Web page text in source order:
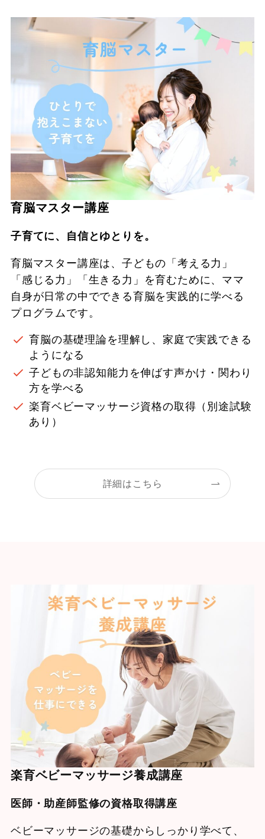
育脳マスター講座
子育てに、自信とゆとりを。
育脳マスター講座は、子どもの「考える力」
「感じる力」「生きる力」を育むために、ママ
自身が日常の中でできる育脳を実践的に学べる
プログラムです。
育脳の基礎理論を理解し、家庭で実践できる
ようになる
子どもの非認知能力を伸ばす声かけ・関わり
方を学べる
楽育ベビーマッサージ資格の取得（別途試験
あり）
詳細はこちら
楽育ベビーマッサージ養成講座
医師・助産師監修の資格取得講座
ベビーマッサージの基礎からしっかり学べて、